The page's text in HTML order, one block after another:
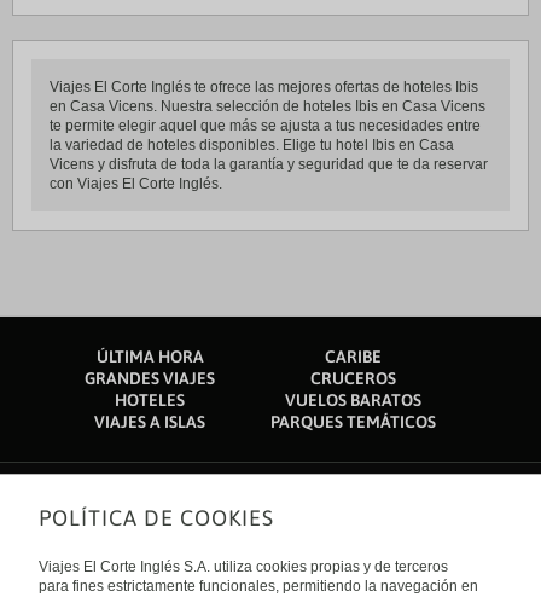
Viajes El Corte Inglés te ofrece las mejores ofertas de hoteles Ibis
en Casa Vicens. Nuestra selección de hoteles Ibis en Casa Vicens
te permite elegir aquel que más se ajusta a tus necesidades entre
la variedad de hoteles disponibles. Elige tu hotel Ibis en Casa
Vicens y disfruta de toda la garantía y seguridad que te da reservar
con Viajes El Corte Inglés.
ÚLTIMA HORA
CARIBE
GRANDES VIAJES
CRUCEROS
HOTELES
VUELOS BARATOS
VIAJES A ISLAS
PARQUES TEMÁTICOS
Sobre nosotros
Quiénes somos
Financiación
Enlaces de interés
POLÍTICA DE COOKIES
Viajes El Corte Inglés S.A. utiliza cookies propias y de terceros
para fines estrictamente funcionales, permitiendo la navegación en